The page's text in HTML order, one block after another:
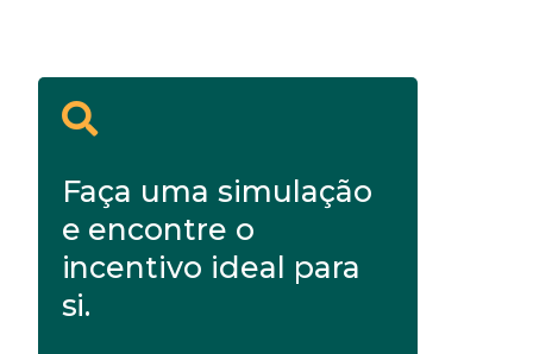
Faça uma simulação
e encontre o
incentivo ideal para
si.